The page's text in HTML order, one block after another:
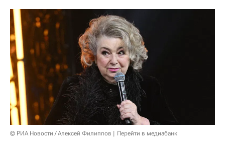
© РИА Новости / Алексей Филиппов Перейти в медиабанк